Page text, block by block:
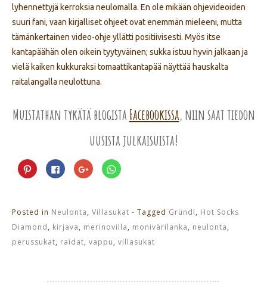
lyhennettyjä kerroksia neulomalla. En ole mikään ohjevideoiden
suuri fani, vaan kirjalliset ohjeet ovat enemmän mieleeni, mutta
tämänkertainen video-ohje yllätti positiivisesti. Myös itse
kantapäähän olen oikein tyytyväinen; sukka istuu hyvin jalkaan ja
vielä kaiken kukkuraksi tomaattikantapää näyttää hauskalta
raitalangalla neulottuna.
Muistathan tykätä blogista Facebookissa, niin saat tiedon
uusista julkaisuista!
Jaa
Pinterest
palvelussa(Avautuu
Jaa
Facebookissa(Avautuu
uudessa
Jaa
Google+
palvelussa(Avautuu
Jaa
WhatsApp
Posted in Neulonta, Villasukat - Tagged Gründl, Hot Socks
Diamond, kirjava, merinovilla, monivärilanka, neulonta,
perussukat, raidat, vappu, villasukat